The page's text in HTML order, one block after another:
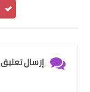
إرسال تعليق